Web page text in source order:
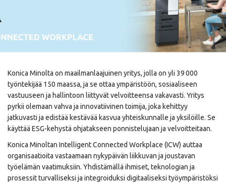
Konica Minolta on maailmanlaajuinen yritys, jolla on yli 39 000
työntekijää 150 maassa, ja se ottaa ympäristöön, sosiaaliseen
vastuuseen ja hallintoon liittyvät velvoitteensa vakavasti. Yritys
pyrkii olemaan vahva ja innovatiivinen toimija, joka kehittyy
jatkuvasti ja edistää kestävää kasvua yhteiskunnalle ja yksilöille. Se
käyttää ESG-kehystä ohjatakseen ponnistelujaan ja velvoitteitaan.
Konica Minoltan Intelligent Connected Workplace (ICW) auttaa
organisaatioita vastaamaan nykypäivän liikkuvan ja joustavan
työelämän vaatimuksiin. Yhdistämällä ihmiset, teknologian ja
prosessit turvalliseksi ja integroiduksi digitaaliseksi työympäristöksi